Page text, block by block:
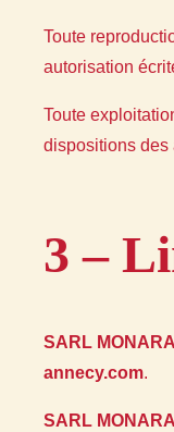
Toute
autorisation
Toute
dispositions des
3 –
SARL MONARA
annecy.com.
SARL MONARA